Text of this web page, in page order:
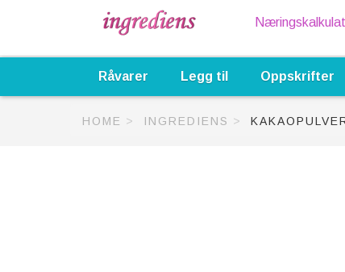
Råvarer Legg til Oppskrifter
HOME INGREDIENS